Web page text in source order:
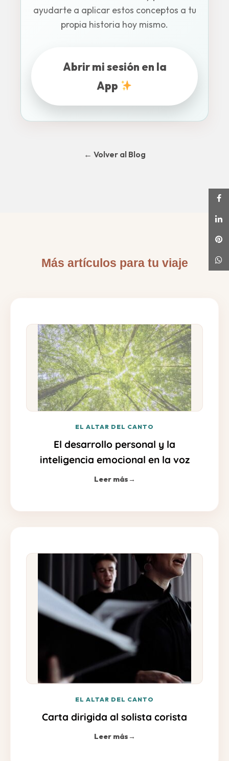
ayudarte a aplicar estos conceptos a tu
propia historia hoy mismo.
Abrir mi sesión en la
App
← Volver al Blog
Más artículos para tu viaje
EL ALTAR DEL CANTO
El desarrollo personal y la
inteligencia emocional en la voz
Leer más→
EL ALTAR DEL CANTO
Carta dirigida al solista corista
Leer más→